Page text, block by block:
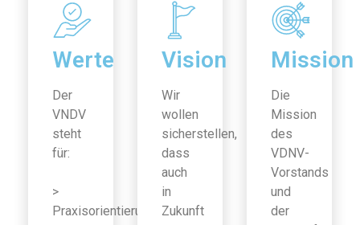
Werte
Der
VNDV
steht
für:
>
Praxisorientierung
Vision
Wir
wollen
sicherstellen,
dass
auch
in
Zukunft
Mission
Die
Mission
des
VDNV-
Vorstands
und
der